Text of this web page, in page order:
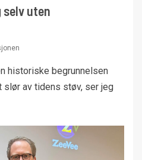
uten
historiske begrunnelsen
av tidens støv, ser jeg